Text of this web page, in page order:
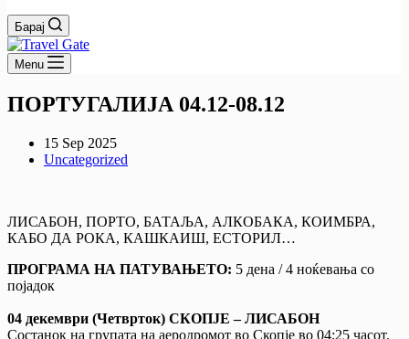
Барај
Menu
ПОРТУГАЛИЈА 04.12-08.12
15 Sep 2025
Uncategorized
ЛИСАБОН, ПОРТО, БАТАЉА, АЛКОБАКА, КОИМБРА,
КАБО ДА РОКА, КАШКАИШ, ЕСТОРИЛ…
ПРОГРАМА НА ПАТУВАЊЕТО: 5 дена / 4 ноќевања со
појадок
04 декември (Четврток) СКОПЈЕ – ЛИСАБОН
Состанок на групата на аеродромот во Скопје во 04:25 часот.